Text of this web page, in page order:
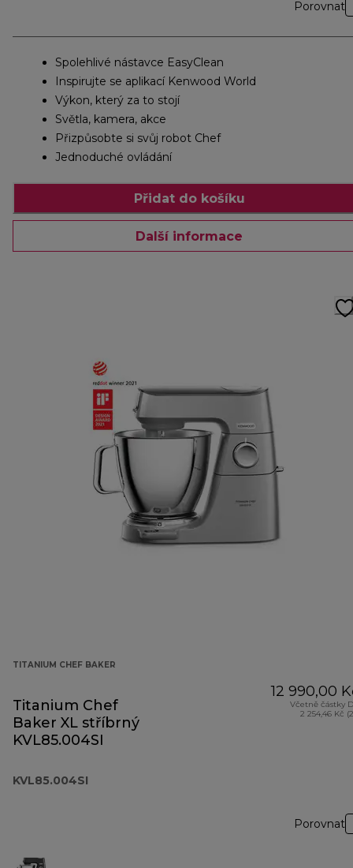
Porovnat
Spolehlivé nástavce EasyClean
Inspirujte se aplikací Kenwood World
Výkon, který za to stojí
Světla, kamera, akce
Přizpůsobte si svůj robot Chef
Jednoduché ovládání
Přidat do košíku
Další informace
TITANIUM CHEF BAKER
Titanium Chef
Baker XL stříbrný
KVL85.004SI
KVL85.004SI
12 990,00
Včetně částky
2 254,46 Kč
Porovnat